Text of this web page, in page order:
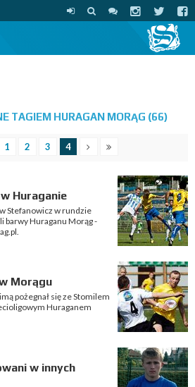
TAGIEM HURAGAN MORĄG (66)
1 2 3 4
Huraganie
Stefanowicz w rundzie
barwy Huraganu Morąg -
Morągu
pożegnał się ze Stomilem
Huraganem
w innych